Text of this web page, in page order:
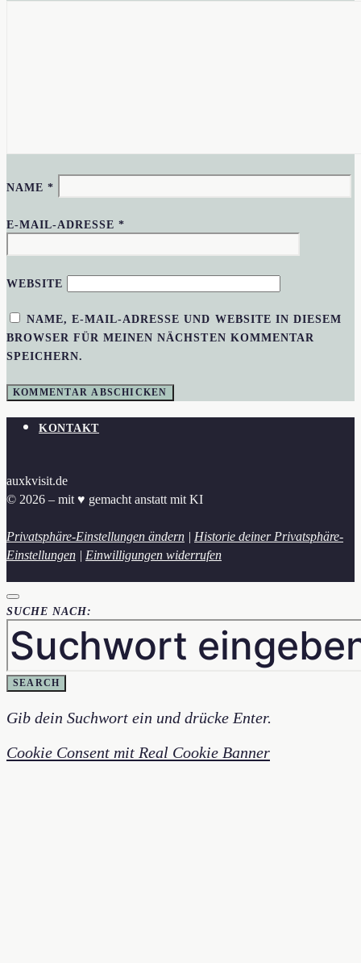
NAME*
E-MAIL-ADRESSE*
WEBSITE
NAME, E-MAIL-ADRESSE UND WEBSITE IN DIESEM
BROWSER FÜR MEINEN NÄCHSTEN KOMMENTAR
SPEICHERN.
KONTAKT
auxkvisit.de
© 2026 – mit ♥︎ gemacht anstatt mit KI
Privatsphäre-Einstellungen ändern | Historie deiner Privatsphäre-
Einstellungen | Einwilligungen widerrufen
SUCHE NACH:
SEARCH
Gib dein Suchwort ein und drücke Enter.
Cookie Consent mit Real Cookie Banner